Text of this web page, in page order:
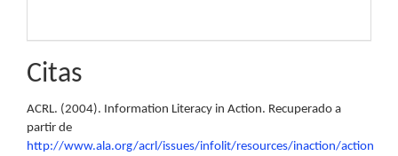
Citas
ACRL. (2004). Information Literacy in Action. Recuperado a
partir de
http://www.ala.org/acrl/issues/infolit/resources/inaction/action